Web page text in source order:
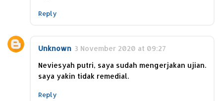
Reply
Unknown 3 November 2020 at 09:27
Neviesyah putri, saya sudah mengerjakan ujian.
saya yakin tidak remedial.
Reply